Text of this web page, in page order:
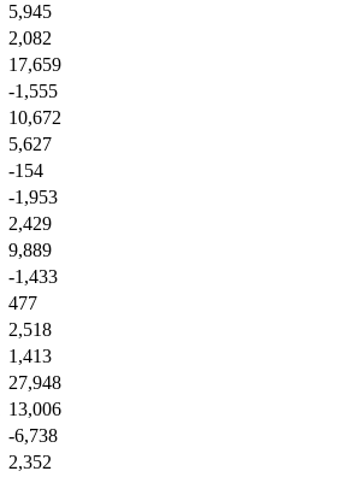
5,945
2,082
17,659
-1,555
10,672
5,627
-154
-1,953
2,429
9,889
-1,433
477
2,518
1,413
27,948
13,006
-6,738
2,352